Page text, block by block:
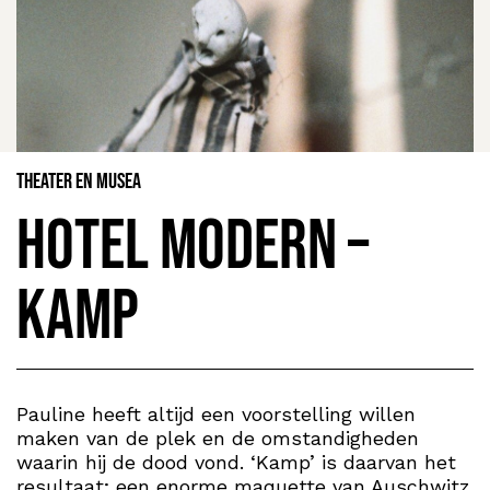
Theater en Musea
Hotel Modern –
Kamp
Pauline heeft altijd een voorstelling willen
maken van de plek en de omstandigheden
waarin hij de dood vond. ‘Kamp’ is daarvan het